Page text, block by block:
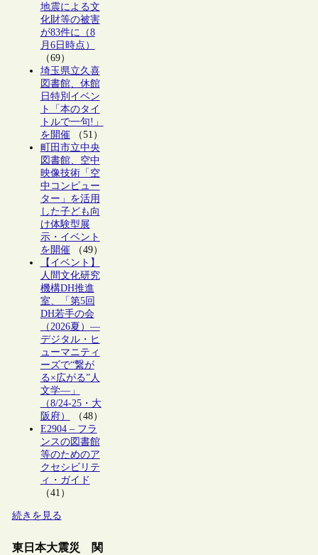
地震による文
化財等の被害
が83件に（8
月6日時点）
（69）
埼玉県立久喜
図書館、休館
日特別イベン
ト「本のタイ
トルで一句!」
を開催（51）
町田市立中央
図書館、空中
映像技術「空
中コンピュー
ター」を活用
した子ども向
け体験型展
示・イベント
を開催（49）
【イベント】
人間文化研究
機構DH推進
室、「第5回
DH若手の会
（2026夏）―
デジタル・ヒ
ューマニティ
ーズで“繋が
る×広がる”人
文学―」
（8/24-25・大
阪府）
（48）
E2904 – フラ
ンスの図書館
等のためのア
クセシビリテ
ィ・ガイド
（41）
続きを見る
東日本大震災 関